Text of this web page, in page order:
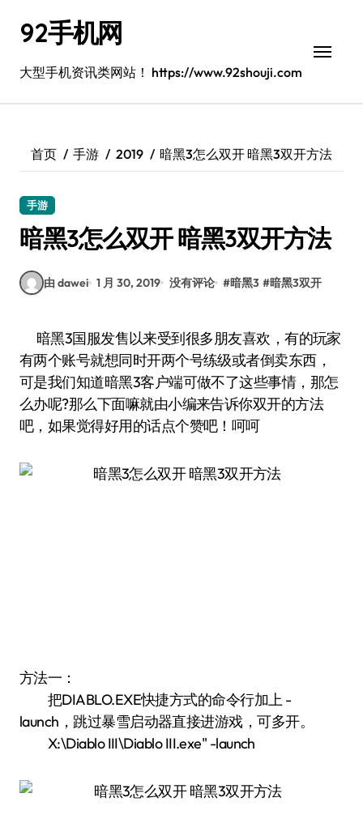
92手机网
大型手机资讯类网站！ https://www.92shouji.com
首页 手游 2019 暗黑3怎么双开 暗黑3双开方法
手游
暗黑3怎么双开 暗黑3双开方法
由 dawei 1 月 30, 2019 没有评论 #暗黑3 #暗黑3双开
暗黑3国服发售以来受到很多朋友喜欢，有的玩家
有两个账号就想同时开两个号练级或者倒卖东西，
可是我们知道暗黑3客户端可做不了这些事情，那怎
么办呢?那么下面嘛就由小编来告诉你双开的方法
吧，如果觉得好用的话点个赞吧！呵呵
方法一：
把DIABLO.EXE快捷方式的命令行加上 -
launch，跳过暴雪启动器直接进游戏，可多开。
X:\Diablo III\Diablo III.exe" -launch